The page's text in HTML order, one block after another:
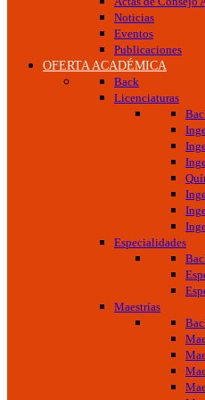
Noticias
Eventos
Publicaciones
OFERTA ACADÉMICA
Back
Licenciaturas
Especialidades
Maestrías